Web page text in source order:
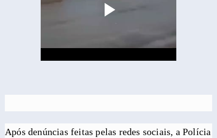
Após denúncias feitas pelas redes sociais, a Polícia